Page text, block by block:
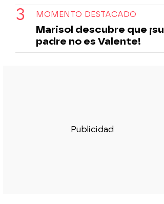
MOMENTO DESTACADO
Marisol descubre que ¡su
padre no es Valente!